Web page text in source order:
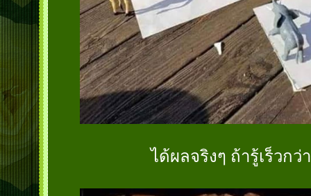
ได้ผลจริงๆ ถ้ารู้เร็วกว่